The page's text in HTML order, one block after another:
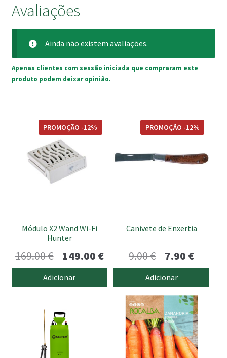
Avaliações
Ainda não existem avaliações.
Apenas clientes com sessão iniciada que compraram este
produto podem deixar opinião.
Módulo X2 Wand Wi-Fi
Hunter
PROMOÇÃO -12%
169.00€
preço
original
169.00 €.
149.00 €O
preço
atual
149.00 €.
Adicionar
Canivete de Enxertia
PROMOÇÃO -12%
9.00€
preço
original
era:
9.00 €.
7.90 €O
preço
atual
é:
7.90 €.
Adicionar